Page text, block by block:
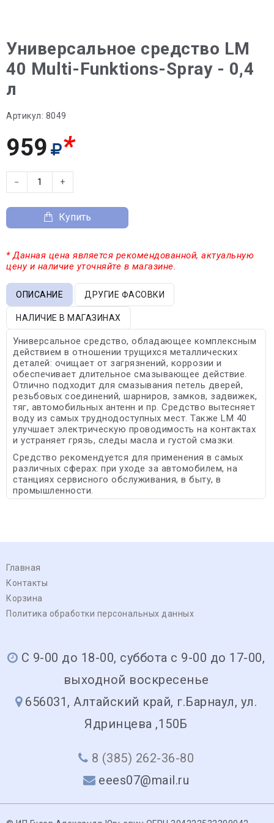
Универсальное средство LM
40 Multi-Funktions-Spray - 0,4
л
Артикул: 8049
959 *
− +
Купить
* Данная цена является рекомендованной, актуальную
цену и наличие уточняйте в магазине.
ОПИСАНИЕ ДРУГИЕ ФАСОВКИ
НАЛИЧИЕ В МАГАЗИНАХ
Универсальное средство, обладающее комплексным
действием в отношении трущихся металлических
деталей: очищает от загрязнений, коррозии и
обеспечивает длительное смазывающее действие.
Отлично подходит для смазывания петель дверей,
резьбовых соединений, шарниров, замков, задвижек,
тяг, автомобильных антенн и пр. Средство вытесняет
воду из самых труднодоступных мест. Также LM 40
улучшает электрическую проводимость на контактах
и устраняет грязь, следы масла и густой смазки.
Средство рекомендуется для применения в самых
различных сферах: при уходе за автомобилем, на
станциях сервисного обслуживания, в быту, в
промышленности.
Главная
Контакты
Корзина
Политика обработки персональных данных
С 9-00 до 18-00, суббота с 9-00 до 17-00,
выходной воскресенье
656031, Алтайский край, г.Барнаул, ул.
Ядринцева ,150Б
8 (385) 262-36-80
eees07@mail.ru